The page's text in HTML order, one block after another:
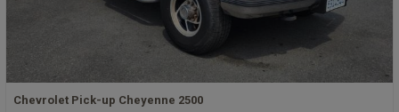
Chevrolet Pick-up Cheyenne 2500